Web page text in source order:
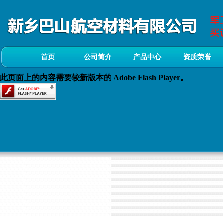
首页 公司简介 产品中心 资质荣誉
此页面上的内容需要较新版本的 Adobe Flash Player。